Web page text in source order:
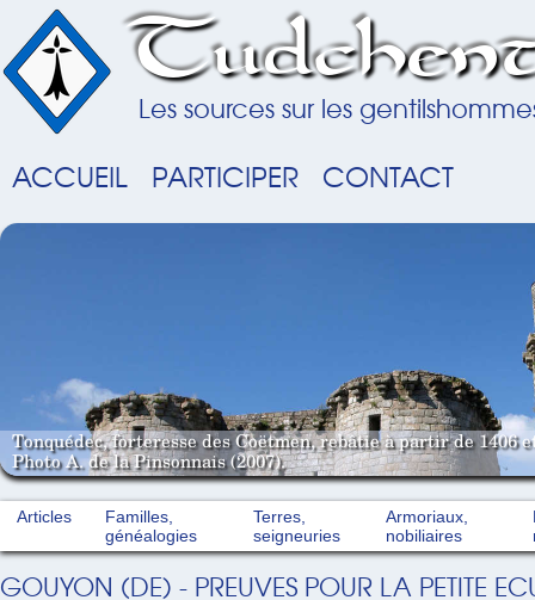
Les sources sur les
ACCUEIL PARTICIPER CONTACT
Tonquédec, forteresse des Coëtmen, rebâtie à partir de 1406
Photo A. de la Pinsonnais (2007).
Articles
Familles,
généalogies
Terres,
seigneuries
Armoriaux,
nobiliaires
GOUYON (DE) - PREUVES POUR LA PETITE